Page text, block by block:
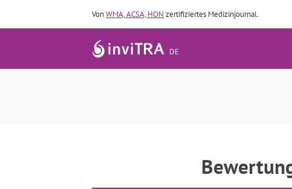
VonWMA, ACSA, HON zertifiziertes Medizinjournal.
DE